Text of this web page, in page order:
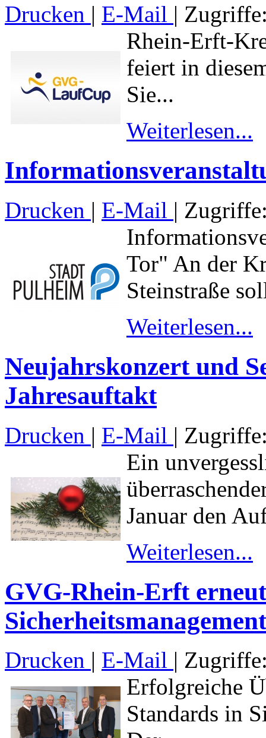
Drucken | E-Mail |
Rhein-Erft-
feiert in
Sie...
Weiterlesen...
Drucken | E-Mail |
Tor" An der
Steinstraße
Weiterlesen...
Neujahrskonzert und
Jahresauftakt
Drucken | E-Mail |
Ein
Januar den
Weiterlesen...
GVG-Rhein-Erft
Drucken | E-Mail |
Erfolgreiche
Standards in